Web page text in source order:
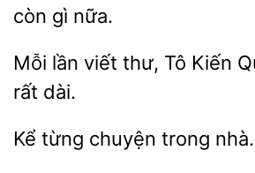
gì nữa.
lần thư, Tô
rất dài.
Kể từng